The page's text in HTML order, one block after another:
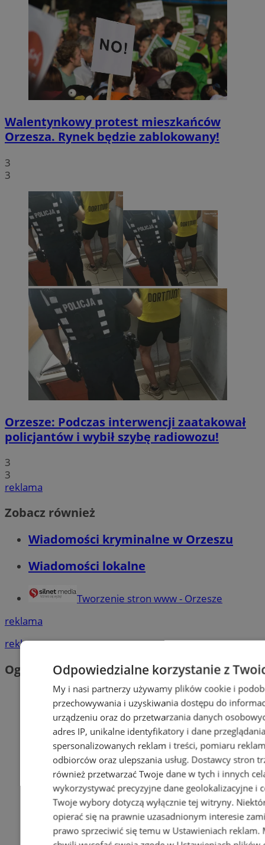
Walentynkowy protest mieszkańców
Orzesza. Rynek będzie zablokowany!
3
3
Orzesze: Podczas interwencji zaatakował
policjantów i wybił szybę radiowozu!
3
3
reklama
Zobacz również
Wiadomości kryminalne w Orzeszu
Wiadomości lokalne
Tworzenie stron www - Orzesze
reklama
reklama
OgłoszeniaOdpowiedzialne korzystanie z
My i nasi partnerzy używamy plików cookie i
przechowywania i uzyskiwania dostępu do
urządzeniu oraz do przetwarzania danych
adres IP, unikalne identyfikatory i dane
spersonalizowanych reklam i treści, pomiaru
odbiorców oraz ulepszania usług. Dostawcy stron
również przetwarzać Twoje dane w tych i innych
wykorzystywać precyzyjne dane geolokalizacyjne i
Twoje wybory dotyczą wyłącznie tej witryny.
opierać się na prawnie uzasadnionym interesie
prawo sprzeciwić się temu w Ustawieniach reklam.